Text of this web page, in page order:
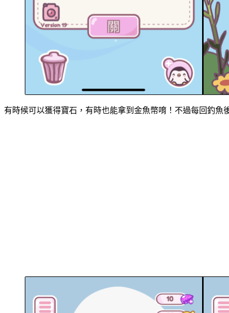
有時候可以獲得寶石，有時也能拿到金魚幣唷！不過每回釣魚